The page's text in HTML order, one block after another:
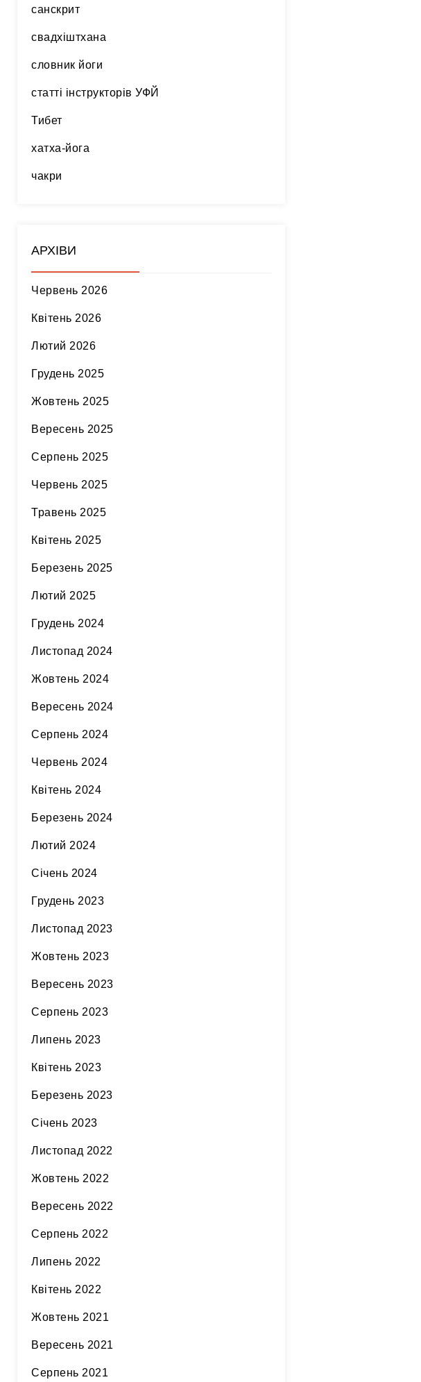
санскрит
свадхіштхана
словник йоги
статті інструкторів УФЙ
Тибет
хатха-йога
чакри
АРХІВИ
Червень 2026
Квітень 2026
Лютий 2026
Грудень 2025
Жовтень 2025
Вересень 2025
Серпень 2025
Червень 2025
Травень 2025
Квітень 2025
Березень 2025
Лютий 2025
Грудень 2024
Листопад 2024
Жовтень 2024
Вересень 2024
Серпень 2024
Червень 2024
Квітень 2024
Березень 2024
Лютий 2024
Січень 2024
Грудень 2023
Листопад 2023
Жовтень 2023
Вересень 2023
Серпень 2023
Липень 2023
Квітень 2023
Березень 2023
Січень 2023
Листопад 2022
Жовтень 2022
Вересень 2022
Серпень 2022
Липень 2022
Квітень 2022
Жовтень 2021
Вересень 2021
Серпень 2021